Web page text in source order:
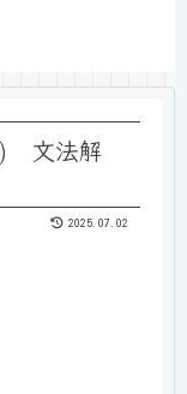
) 文法解
2025.07.02